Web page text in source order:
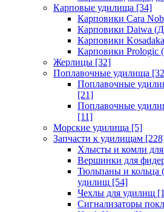
Карповые удилища [34]
Карповики Cara
Карповики Daiwa
Карповики
Карповики Prologic
Жерлицы [32]
Поплавочные удилища
Поплавочные
[21]
Поплавочные
[11]
Морские удилища [5]
Запчасти к удилищам
Хлысты и комли
Вершинки для
Тюльпаны и кольца
удилищ [54]
Чехлы для удилищ
Сигнализаторы